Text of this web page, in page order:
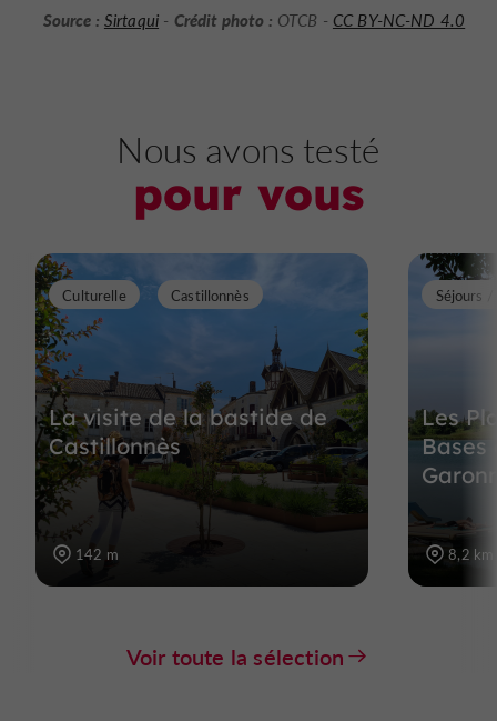
Source : Sirtaqui - Crédit photo : OTCB - CC BY-NC-ND 4.0
Nous avons testé
pour vous
La visite de la bastide de
Castillonnès
Culturelle Castillonnès
142 m
Les
Bases
Séjours /
8,2 km
Voir toute la sélection